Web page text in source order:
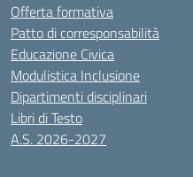
Offerta formativa
Patto di corresponsabilità
Educazione Civica
Modulistica Inclusione
Dipartimenti disciplinari
Libri di Testo
A.S. 2026-2027